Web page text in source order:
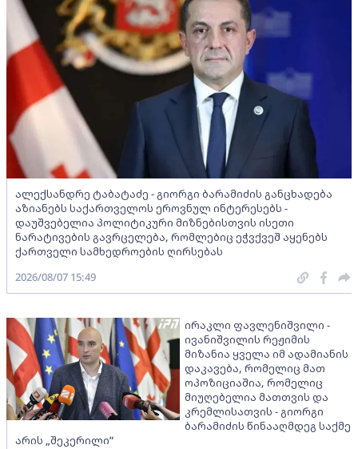
ალექსანდრე ტაბატაძე - გიორგი ბარამიძის განცხადება
აზიანებს საქართველოს ეროვნულ ინტერესებს -
დაუშვებელია პოლიტიკური მიზნებისთვის ისეთი
ნარატივების გავრცელება, რომლებიც ეჭვქვეშ აყენებს
ქართველი სამხედროების ღირსებას
2026/08/07 15:49
ირაკლი ფავლენიშვილი -
ივანიშვილის რეჟიმის
მიზანია ყველა იმ ადამიანის
დაკავება, რომელიც მათ
ოპოზიციაშია, რომელიც
მიუღებელია მათთვის და
კრემლისათვის - გიორგი
ბარამიძის წინააღმდეგ საქმე
არის „შეკერილი”